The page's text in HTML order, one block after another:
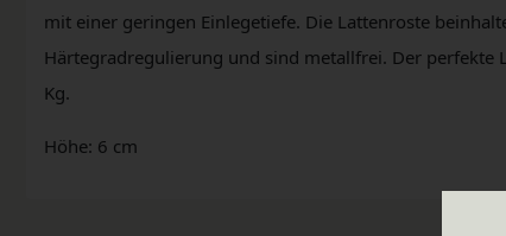
mit einer geringen Einlegetiefe. Die Lattenroste
Härtegradregulierung und sind metallfrei. Der perfekte
Kg.
Höhe: 6 cm